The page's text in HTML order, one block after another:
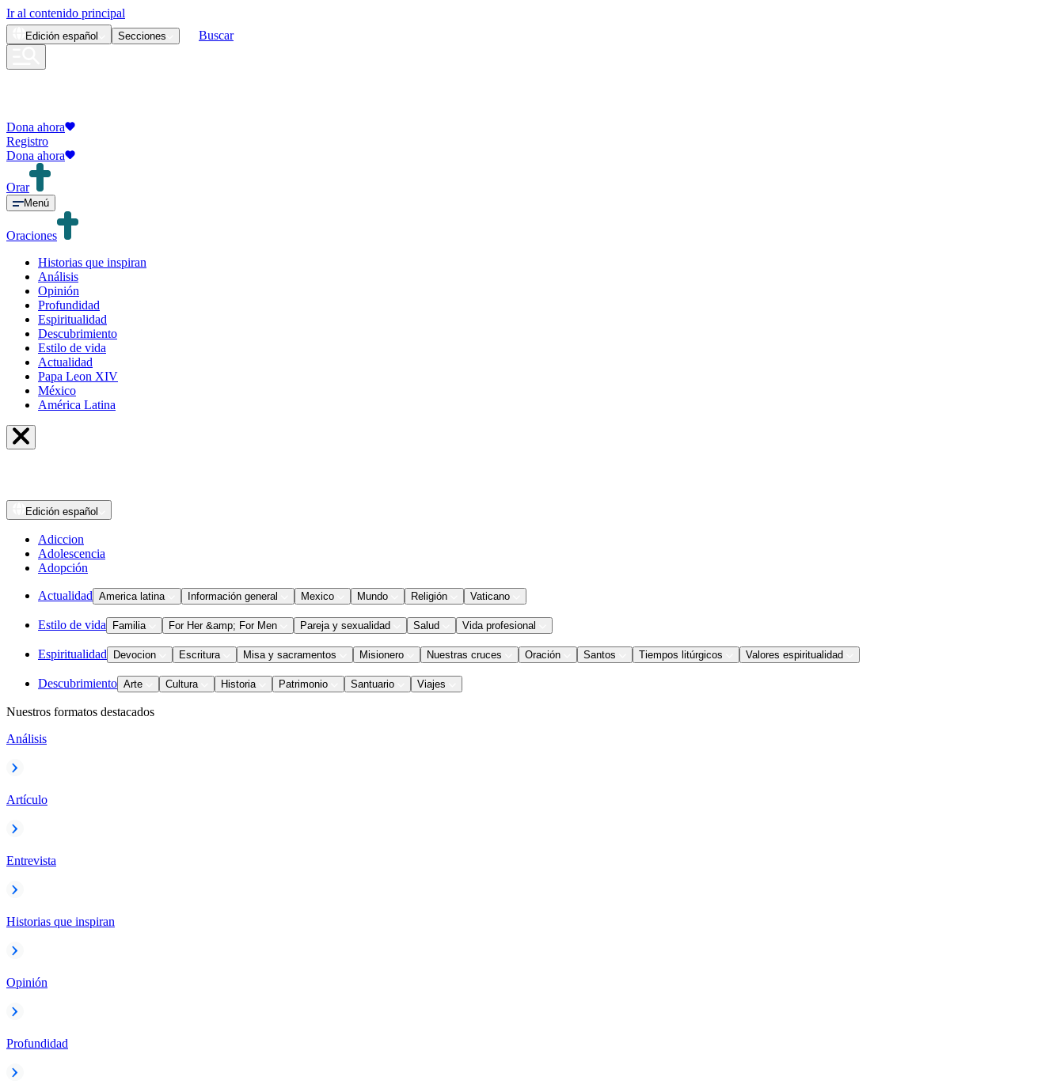
Ir al contenido principal
Edición español Secciones Buscar
Dona ahora
Registro
Dona ahora
Orar
Menú
Oraciones
Historias que inspiran
Análisis
Opinión
Profundidad
Espiritualidad
Descubrimiento
Estilo de vida
Actualidad
Papa Leon XIV
México
América Latina
Edición español
Adiccion
Adolescencia
Adopción
Actualidad America latina Información general Mexico Mundo Religión Vaticano
Estilo de vida Familia For Her &amp; For Men Pareja y sexualidad Salud Vida profesional
Espiritualidad Devocion Escritura Misa y sacramentos Misionero Nuestras cruces Oración Santos Tiempos litúrgicos Valores espiritualidad
Descubrimiento Arte Cultura Historia Patrimonio Santuario Viajes
Nuestros formatos destacados
Análisis
Artículo
Entrevista
Historias que inspiran
Opinión
Profundidad